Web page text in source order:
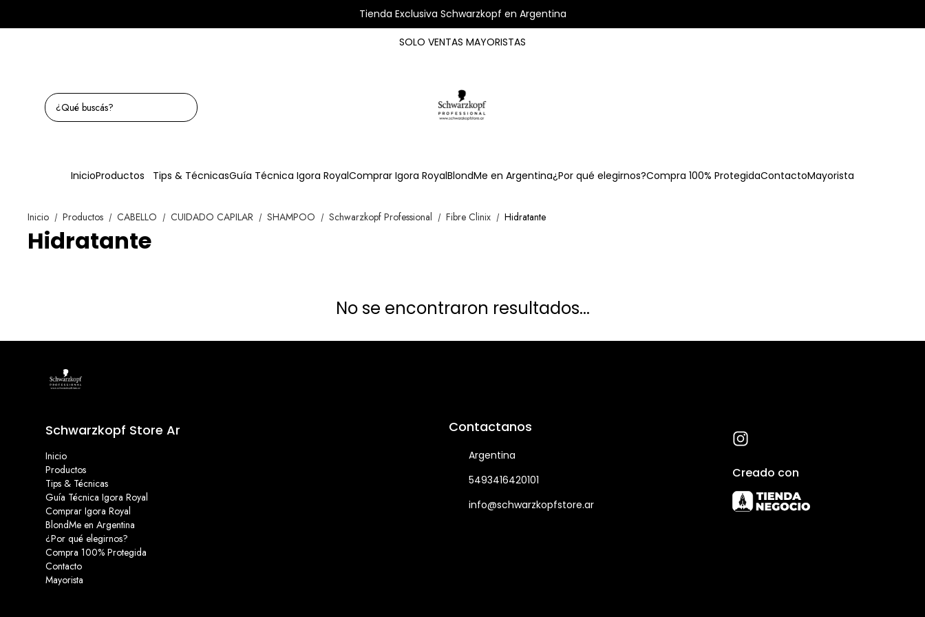
Tienda Exclusiva Schwarzkopf en Argentina
SOLO VENTAS MAYORISTAS
InicioProductos Tips & TécnicasGuía Técnica Igora RoyalComprar Igora RoyalBlondMe en Argentina¿Por qué elegirnos?Compra 100% ProtegidaContactoMayorista
Inicio / Productos / CABELLO / CUIDADO CAPILAR / SHAMPOO / Schwarzkopf Professional / Fibre Clinix / Hidratante
Hidratante
No se encontraron resultados...
Schwarzkopf Store Ar
Inicio
Productos
Tips & Técnicas
Guía Técnica Igora Royal
Comprar Igora Royal
BlondMe en Argentina
¿Por qué elegirnos?
Compra 100% Protegida
Contacto
Mayorista
Contactanos
Argentina
5493416420101
info@schwarzkopfstore.ar
Creado con